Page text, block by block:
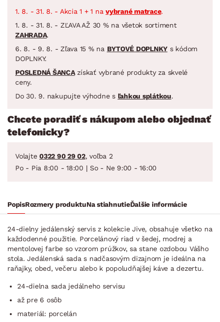
1. 8. - 31. 8. - Akcia 1 + 1 na vybrané matrace.
1. 8. - 31. 8. - ZĽAVA AŽ 30 % na všetok sortiment
ZAHRADA.
6. 8. - 9. 8. - Zľava 15 % na BYTOVÉ DOPLNKY s kódom
DOPLNKY.
POSLEDNÁ ŠANCAzískať vybrané produkty za skvelé
ceny.
Do 30. 9. nakupujte výhodne s ľahkou splátkou.
Chcete poradiť s nákupom alebo objednať
telefonicky?
Volajte 0322 90 29 02, voľba 2
Po - Pia 8:00 - 18:00 | So - Ne 9:00 - 16:00
PopisRozmery produktuNa stiahnutieĎalšie informácie
24-dielny jedálenský servis z kolekcie Jive, obsahuje všetko na
každodenné použitie. Porcelánový riad v šedej, modrej a
mentolovej farbe so vzorom prúžkov, sa stane ozdobou Vášho
stola. Jedálenská sada s nadčasovým dizajnom je ideálna na
raňajky, obed, večeru alebo k popoludňajšej káve a dezertu.
24-dielna sada jedálneho servisu
až pre 6 osôb
materiál: porcelán